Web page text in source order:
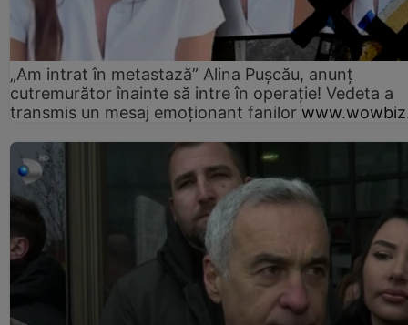
„Am intrat în metastază” Alina Pușcău, anunț
cutremurător înainte să intre în operație! Vedeta a
transmis un mesaj emoționant fanilor